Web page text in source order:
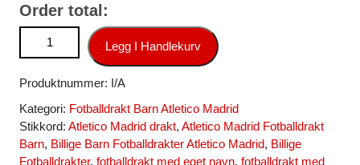
Order total:
Billige Fotballdrakter til Barn Atletico Madrid Keeper
Bortedraktsett 2024-25 antall
Legg I Handlekurv
Produktnummer: I/A
Kategori: Fotballdrakt Barn Atletico Madrid
Stikkord: Atletico Madrid drakt, Atletico Madrid Fotballdrakt
Barn, Billige Barn Fotballdrakter Atletico Madrid, Billige
Fotballdrakter, fotballdrakt med eget navn, fotballdrakt med